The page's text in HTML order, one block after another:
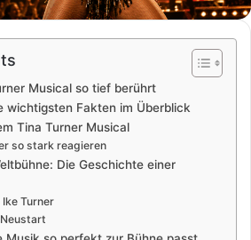
Musical so tief berührt
wichtigsten Fakten im Überblick
Tina Turner Musical
so stark reagieren
Die Geschichte einer
Turner